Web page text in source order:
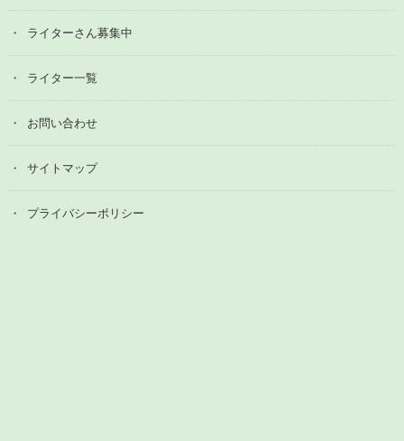
ライターさん募集中
ライター一覧
お問い合わせ
サイトマップ
プライバシーポリシー